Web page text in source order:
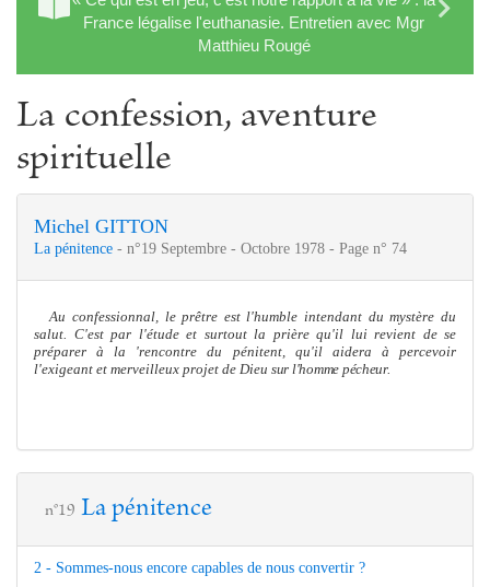
France légalise l'euthanasie. Entretien avec Mgr
Matthieu Rougé
La confession, aventure
spirituelle
Michel GITTON
La pénitence - n°19 Septembre - Octobre 1978 - Page n° 74
Au confessionnal, le prêtre est l'humble intendant du mystère du
salut. C'est par l'étude et surtout la prière qu'il lui revient de se
préparer à la 'rencontre du pénitent, qu'il aidera à percevoir
l'exigeant et merveilleux projet de Dieu sur l'homme pécheur.
n°19 La pénitence
2 - Sommes-nous encore capables de nous convertir ?